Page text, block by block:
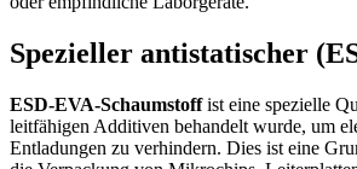
Spezieller antistatischer
ESD-EVA-Schaumstoffist eine spezielle
leitfähigen Additiven behandelt wurde, um
Entladungen zu verhindern. Dies ist eine